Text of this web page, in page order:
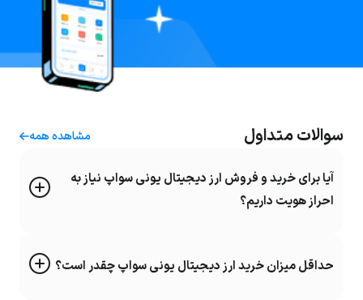
سوالات متداول مشاهده همه
آیا برای خرید و فروش ارز دیجیتال یونی سواپ نیاز به
احراز هویت داریم؟
حداقل میزان خرید ارز دیجیتال یونی سواپ چقدر است؟